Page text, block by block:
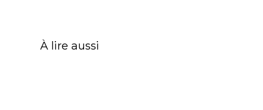
À lire aussi